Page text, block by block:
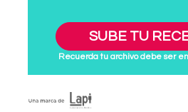
SUBE TU
Recuerda tu archivo debe ser